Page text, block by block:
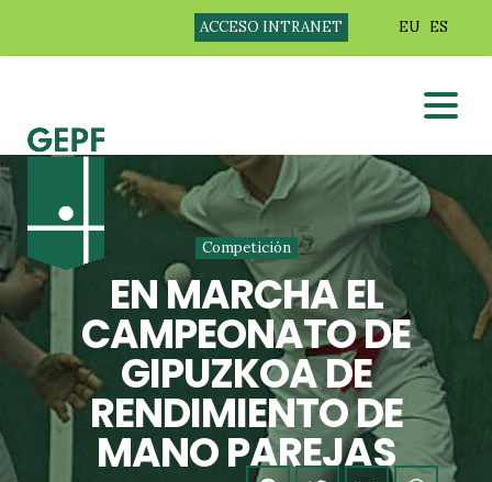
ACCESO INTRANET EU ES
Competición
EN MARCHA EL
CAMPEONATO DE
GIPUZKOA DE
RENDIMIENTO DE
MANO PAREJAS